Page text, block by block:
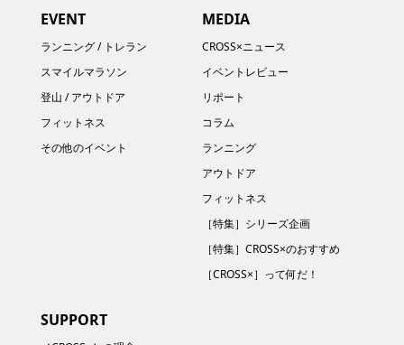
EVENT
ランニング / トレラン
スマイルマラソン
登山 / アウトドア
フィットネス
その他のイベント
MEDIA
CROSS×ニュース
イベントレビュー
リポート
コラム
ランニング
アウトドア
フィットネス
［特集］シリーズ企画
［特集］CROSS×のおすすめ
［CROSS×］って何だ！
SUPPORT